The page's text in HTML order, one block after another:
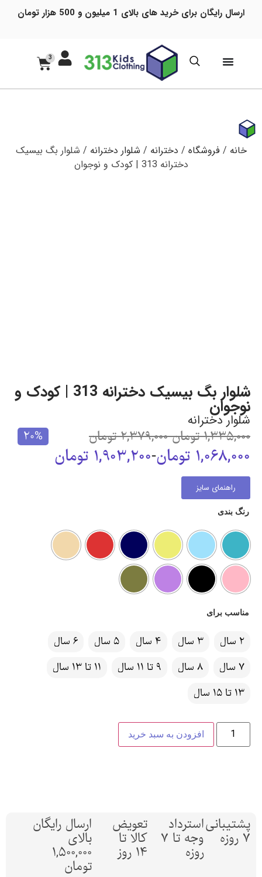
ارسال رایگان برای خرید های بالای 1 میلیون و 500 هزار تومان
3
خانه /فروشگاه / دخترانه / شلوار دخترانه / شلوار بگ بیسیک
دخترانه 313 | کودک و نوجوان
شلوار بگ بیسیک دخترانه 313 | کودک و
نوجوان
شلوار دخترانه
1,335,000 تومان-
2,379,000 تومان
1,068,000 تومان-
1,903,200 تومان
20%
راهنمای سایز
رنگ بندی
مناسب برای
2 سال 3 سال 4 سال 5 سال
6 سال
7 سال
8 سال 9 تا 11 سال
11 تا 13 سال
13 تا 15 سال
افزودن به سبد خرید
پشتیبانی
7 روزه
استرداد
وجه تا 7
روزه
تعویض
کالا تا
14 روز
ارسال رایگان
بالای
1,500,000
تومان